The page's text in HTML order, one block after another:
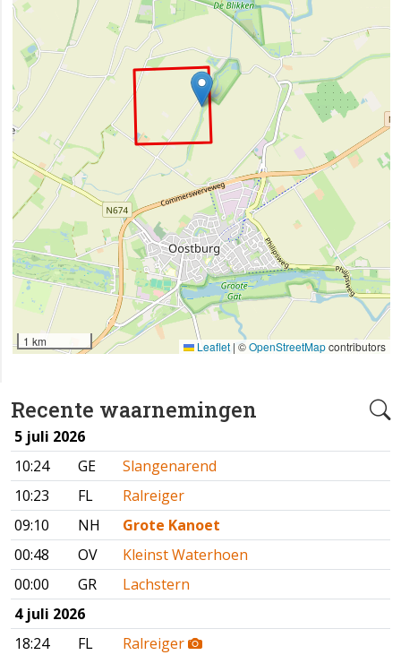
Recente waarnemingen
5 juli 2026
10:24
GE
Slangenarend
10:23
FL
Ralreiger
09:10
NH
Grote Kanoet
00:48
OV
Kleinst Waterhoen
00:00
GR
Lachstern
4 juli 2026
18:24
FL
Ralreiger
1 km Leaflet | ©OpenStreetMapcontributors